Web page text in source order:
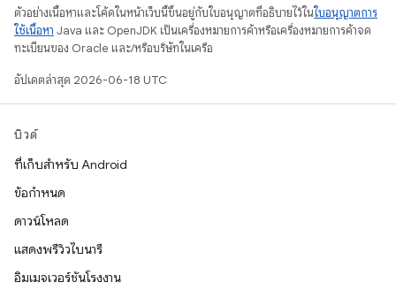
ตัวอย่างเนื้อหาและโค้ดในหน้าเว็บนี้ขึ้นอยู่กับใบอนุญาตที่อธิบายไว้ในใบอนุญาตการ
ใช้เนื้อหา Java และ OpenJDK เป็นเครื่องหมายการค้าหรือเครื่องหมายการค้าจด
ทะเบียนของ Oracle และ/หรือบริษัทในเครือ
อัปเดตล่าสุด 2026-06-18 UTC
บิวด์
ที่เก็บสำหรับ Android
ข้อกำหนด
ดาวน์โหลด
แสดงพรีวิวไบนารี
อิมเมจเวอร์ชันโรงงาน